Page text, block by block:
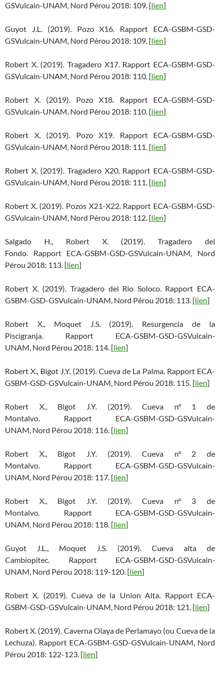
GSVulcain-UNAM, Nord Pérou 2018: 109. [lien]
Guyot J.L. (2019). Pozo X16. Rapport ECA-GSBM-GSD-
GSVulcain-UNAM, Nord Pérou 2018: 109. [lien]
Robert X. (2019). Tragadero X17. Rapport ECA-GSBM-GSD-
GSVulcain-UNAM, Nord Pérou 2018: 110. [lien]
Robert X. (2019). Pozo X18. Rapport ECA-GSBM-GSD-
GSVulcain-UNAM, Nord Pérou 2018: 110. [lien]
Robert X. (2019). Pozo X19. Rapport ECA-GSBM-GSD-
GSVulcain-UNAM, Nord Pérou 2018: 111. [lien]
Robert X. (2019). Tragadero X20. Rapport ECA-GSBM-GSD-
GSVulcain-UNAM, Nord Pérou 2018: 111. [lien]
Robert X. (2019). Pozos X21-X22. Rapport ECA-GSBM-GSD-
GSVulcain-UNAM, Nord Pérou 2018: 112. [lien]
Salgado H., Robert X. (2019). Tragadero del
Fondo. Rapport ECA-GSBM-GSD-GSVulcain-UNAM, Nord
Pérou 2018: 113. [lien]
Robert X. (2019). Tragadero del Rio Soloco. Rapport ECA-
GSBM-GSD-GSVulcain-UNAM, Nord Pérou 2018: 113. [lien]
Robert X., Moquet J.S. (2019). Resurgencia de la
Piscigranja. Rapport ECA-GSBM-GSD-GSVulcain-
UNAM, Nord Pérou 2018: 114. [lien]
Robert X., Bigot J.Y. (2019). Cueva de La Palma. Rapport ECA-
GSBM-GSD-GSVulcain-UNAM, Nord Pérou 2018: 115. [lien]
Robert X., Bigot J.Y. (2019). Cueva n° 1 de
Montalvo. Rapport ECA-GSBM-GSD-GSVulcain-
UNAM, Nord Pérou 2018: 116. [lien]
Robert X., Bigot J.Y. (2019). Cueva n° 2 de
Montalvo. Rapport ECA-GSBM-GSD-GSVulcain-
UNAM, Nord Pérou 2018: 117. [lien]
Robert X., Bigot J.Y. (2019). Cueva n° 3 de
Montalvo. Rapport ECA-GSBM-GSD-GSVulcain-
UNAM, Nord Pérou 2018: 118. [lien]
Guyot J.L., Moquet J.S. (2019). Cueva alta de
Cambiopitec. Rapport ECA-GSBM-GSD-GSVulcain-
UNAM, Nord Pérou 2018: 119-120. [lien]
Robert X. (2019). Cueva de la Union Alta. Rapport ECA-
GSBM-GSD-GSVulcain-UNAM, Nord Pérou 2018: 121. [lien]
Robert X. (2019). Caverna Olaya de Perlamayo (ou Cueva de la
Lechuza). Rapport ECA-GSBM-GSD-GSVulcain-UNAM, Nord
Pérou 2018: 122-123. [lien]